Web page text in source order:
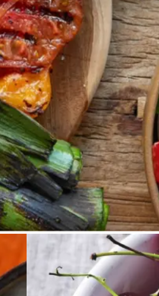
Vores version af den traditionelle
salat empedrat fra det catalanske
køkken. Spis den med brød som
en let frokost eller i et større
måltid som her. Salbitxada minder
noget om en anden ligeledes
catalansk sauce, romesco. I
Catalonien spises den til såkaldte
calcots, der er små porrelignende
løg. Dem griller man helt sorte, så
fjerner man den yderste skal og
dypper det fløjlsbløde løg i
saucen. Calcots er svære at
opdrive på disse kanter, men små
nye porrer kan bruges.